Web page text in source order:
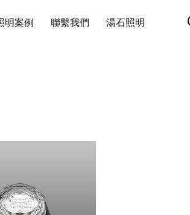
明案例 聯繫我們 湯石照明